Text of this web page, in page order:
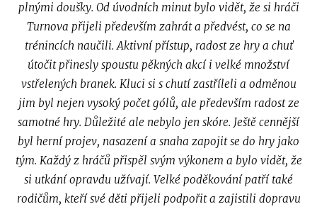
plnými doušky. Od úvodních minut bylo vidět, že si hráči
Turnova přijeli především zahrát a předvést, co se na
trénincích naučili. Aktivní přístup, radost ze hry a chuť
útočit přinesly spoustu pěkných akcí i velké množství
vstřelených branek. Kluci si s chutí zastříleli a odměnou
jim byl nejen vysoký počet gólů, ale především radost ze
samotné hry. Důležité ale nebylo jen skóre. Ještě cennější
byl herní projev, nasazení a snaha zapojit se do hry jako
tým. Každý z hráčů přispěl svým výkonem a bylo vidět, že
si utkání opravdu užívají. Velké poděkování patří také
rodičům, kteří své děti přijeli podpořit a zajistili dopravu